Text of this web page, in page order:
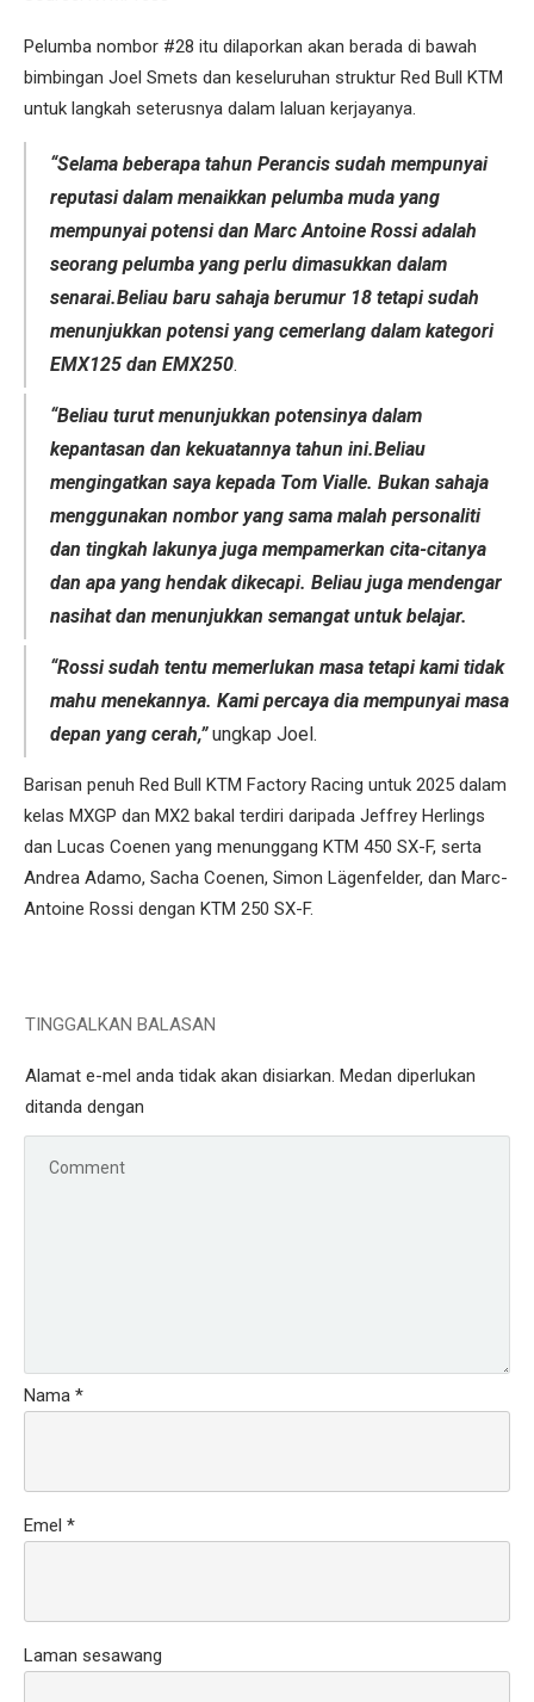
Pelumba nombor #28 itu dilaporkan akan berada di bawah
bimbingan Joel Smets dan keseluruhan struktur Red Bull KTM
untuk langkah seterusnya dalam laluan kerjayanya.
“Selama beberapa tahun Perancis sudah mempunyai
reputasi dalam menaikkan pelumba muda yang
mempunyai potensi dan Marc Antoine Rossi adalah
seorang pelumba yang perlu dimasukkan dalam
senarai.Beliau baru sahaja berumur 18 tetapi sudah
menunjukkan potensi yang cemerlang dalam kategori
EMX125 dan EMX250.
“Beliau turut menunjukkan potensinya dalam
kepantasan dan kekuatannya tahun ini.Beliau
mengingatkan saya kepada Tom Vialle. Bukan sahaja
menggunakan nombor yang sama malah personaliti
dan tingkah lakunya juga mempamerkan cita-citanya
dan apa yang hendak dikecapi. Beliau juga mendengar
nasihat dan menunjukkan semangat untuk belajar.
“Rossi sudah tentu memerlukan masa tetapi kami tidak
mahu menekannya. Kami percaya dia mempunyai masa
depan yang cerah,”ungkap Joel.
Barisan penuh Red Bull KTM Factory Racing untuk 2025 dalam
kelas MXGP dan MX2 bakal terdiri daripada Jeffrey Herlings
dan Lucas Coenen yang menunggang KTM 450 SX-F, serta
Andrea Adamo, Sacha Coenen, Simon Lägenfelder, dan Marc-
Antoine Rossi dengan KTM 250 SX-F.
TINGGALKAN BALASAN
Alamat e-mel anda tidak akan disiarkan. Medan diperlukan
ditanda dengan
Nama *
Emel *
Laman sesawang